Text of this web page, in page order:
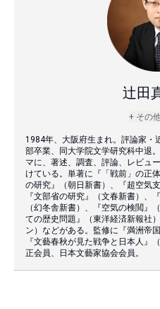
辻田
+ その
1984年、大阪府生まれ。評論家・
部卒業、同大学院文学研究科中退
マに、著述、調査、評論、レビュ
けている。単著に『「戦前」の正
の研究』（朝日新書）、『超空気
『文部省の研究』（文春新書）、
（幻冬舎新書）、『空気の検閲』
ての歴史問題』（東洋経済新報社
ン）などがある。監修に『満洲帝
『文藝春秋が見た戦争と日本人』
正会員、日本文藝家協会会員。